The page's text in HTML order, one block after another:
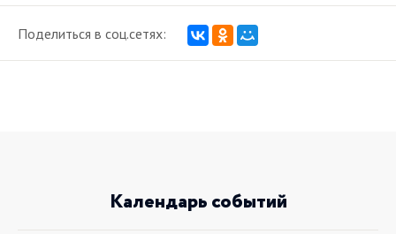
Поделиться в соц.сетях:
Календарь событий